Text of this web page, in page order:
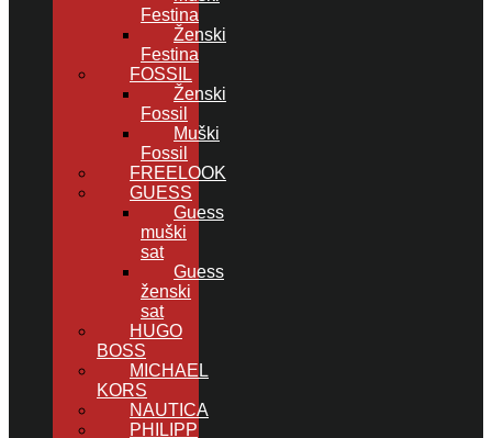
Festina
Ženski
Festina
FOSSIL
Ženski
Fossil
Muški
Fossil
FREELOOK
GUESS
Guess
muški
sat
Guess
ženski
sat
HUGO
BOSS
MICHAEL
KORS
NAUTICA
PHILIPP